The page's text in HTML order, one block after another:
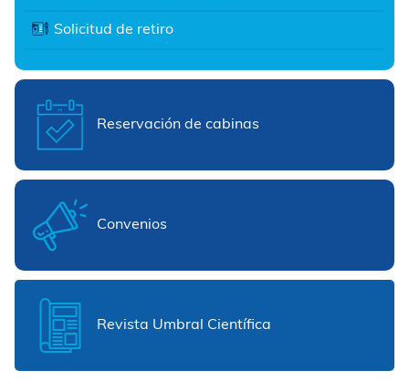
Solicitud de retiro
Reservación de cabinas
Convenios
Revista Umbral Científica